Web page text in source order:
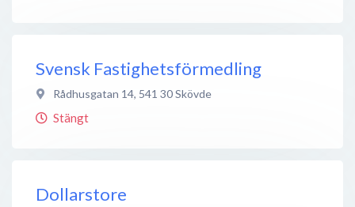
Svensk Fastighetsförmedling
Rådhusgatan 14, 541 30Skövde
Stängt
Dollarstore